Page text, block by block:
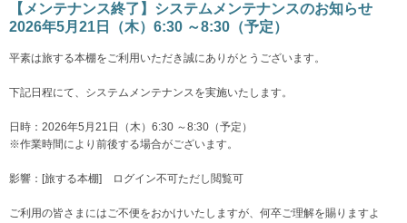
【メンテナンス終了】システムメンテナンスのお知らせ
2026年5月21日（木）6:30 ～8:30（予定）
平素は旅する本棚をご利用いただき誠にありがとうございます。
下記日程にて、システムメンテナンスを実施いたします。
日時：2026年5月21日（木）6:30 ～8:30（予定）
※作業時間により前後する場合がございます。
影響：[旅する本棚] ログイン不可ただし閲覧可
ご利用の皆さまにはご不便をおかけいたしますが、何卒ご理解を賜りますよ